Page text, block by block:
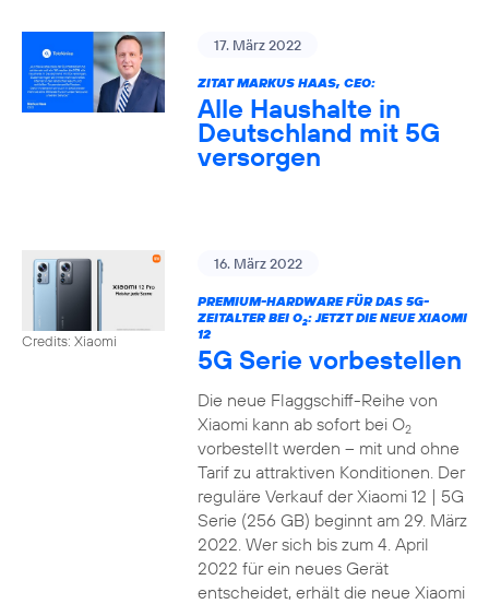
17. März 2022
ZITAT MARKUS HAAS, CEO:
Alle Haushalte in
Deutschland mit 5G
versorgen
Credits: Xiaomi
16. März 2022
PREMIUM-HARDWARE FÜR DAS 5G-
ZEITALTER BEI O2: JETZT DIE NEUE XIAOMI
12
5G Serie vorbestellen
Die neue Flaggschiff-Reihe von
Xiaomi kann ab sofort bei O2
vorbestellt werden – mit und ohne
Tarif zu attraktiven Konditionen. Der
reguläre Verkauf der Xiaomi 12 | 5G
Serie (256 GB) beginnt am 29. März
2022. Wer sich bis zum 4. April
2022 für ein neues Gerät
entscheidet, erhält die neue Xiaomi